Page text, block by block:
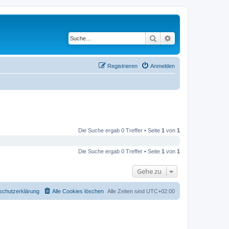
Suche
Anmelden
Registrieren
Die Suche ergab 0 Treffer • Seite 1 von 1
Die Suche ergab 0 Treffer • Seite 1 von 1
Gehe zu
Alle Zeiten sind UTC+02:00
Alle Cookies löschen